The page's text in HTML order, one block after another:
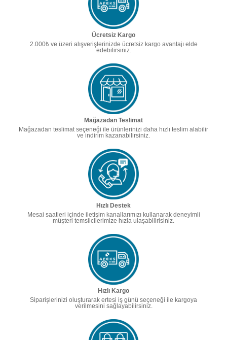
Ücretsiz Kargo
2.000₺ ve üzeri alışverişlerinizde ücretsiz kargo avantajı elde
edebilirsiniz.
Mağazadan Teslimat
Mağazadan teslimat seçeneği ile ürünlerinizi daha hızlı teslim alabilir
ve indirim kazanabilirsiniz.
Hızlı Destek
Mesai saatleri içinde iletişim kanallarımızı kullanarak deneyimli
müşteri temsilcilerimize hızla ulaşabilirisiniz.
Hızlı Kargo
Siparişlerinizi oluşturarak ertesi iş günü seçeneği ile kargoya
verilmesini sağlayabilirsiniz.